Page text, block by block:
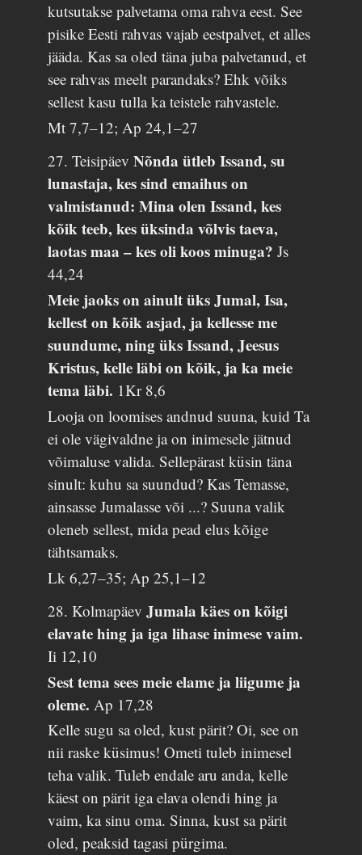
kutsutakse palvetama oma rahva eest. See
pisike Eesti rahvas vajab eestpalvet, et alles
jääda. Kas sa oled täna juba palvetanud, et
see rahvas meelt parandaks? Ehk võiks
sellest kasu tulla ka teistele rahvastele.
Mt 7,7–12; Ap 24,1–27
27. TeisipäevNõnda ütleb Issand, su
lunastaja, kes sind emaihus on
valmistanud: Mina olen Issand, kes
kõik teeb, kes üksinda võlvis taeva,
laotas maa – kes oli koos minuga?Js
44,24
Meie jaoks on ainult üks Jumal, Isa,
kellest on kõik asjad, ja kellesse me
suundume, ning üks Issand, Jeesus
Kristus, kelle läbi on kõik, ja ka meie
tema läbi. 1Kr 8,6
Looja on loomises andnud suuna, kuid Ta
ei ole vägivaldne ja on inimesele jätnud
võimaluse valida. Sellepärast küsin täna
sinult: kuhu sa suundud? Kas Temasse,
ainsasse Jumalasse või ...? Suuna valik
oleneb sellest, mida pead elus kõige
tähtsamaks.
Lk 6,27–35; Ap 25,1–12
28. KolmapäevJumala käes on kõigi
elavate hing ja iga lihase inimese vaim.
Ii 12,10
Sest tema sees meie elame ja liigume ja
oleme.Ap 17,28
Kelle sugu sa oled, kust pärit? Oi, see on
nii raske küsimus! Ometi tuleb inimesel
teha valik. Tuleb endale aru anda, kelle
käest on pärit iga elava olendi hing ja
vaim, ka sinu oma. Sinna, kust sa pärit
oled, peaksid tagasi pürgima.